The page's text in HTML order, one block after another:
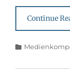
Continue
Categories